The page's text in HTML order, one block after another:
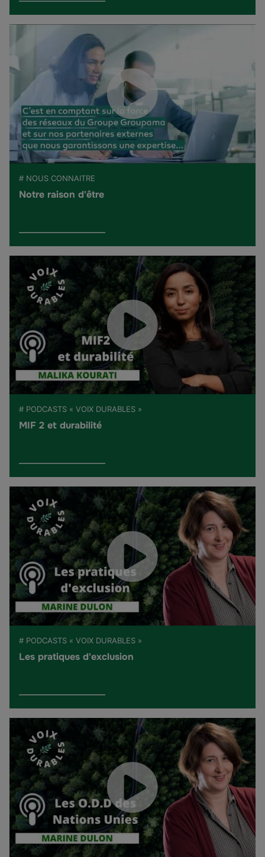
# NOUS CONNAITRE
Notre raison d'être
# PODCASTS « VOIX DURABLES »
MIF 2 et durabilité
# PODCASTS « VOIX DURABLES »
Les pratiques d'exclusion